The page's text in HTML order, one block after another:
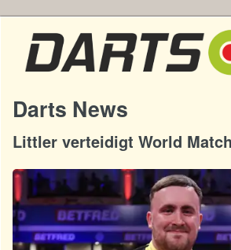
Darts News
Littler verteidigt World